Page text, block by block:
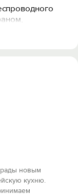
– восточный
отдыха
новым
кухню.